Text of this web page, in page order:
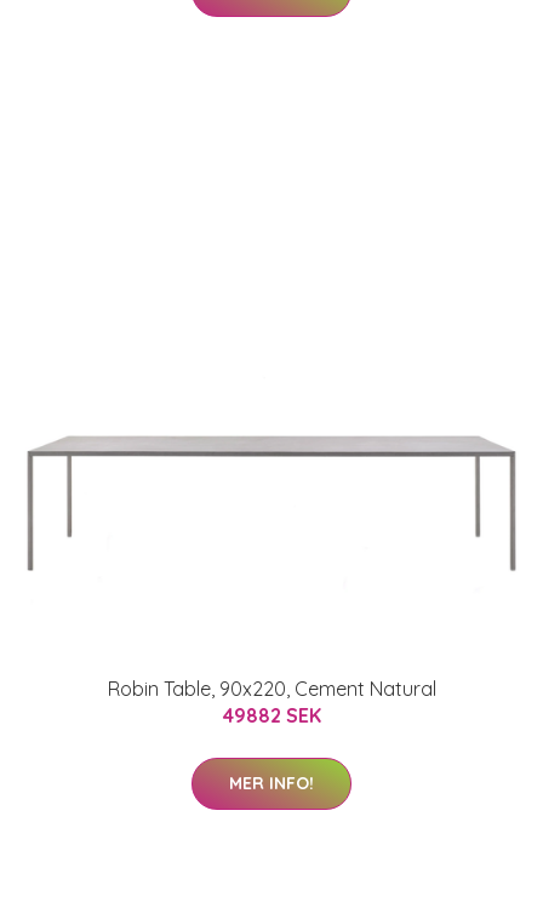
Robin Table, 90x220, Cement Natural
49882 SEK
MER INFO!